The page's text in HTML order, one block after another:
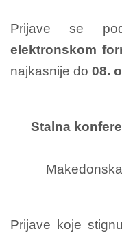
Prijave se
elektronskom
najkasnije do 08.
Stalna
Prijave koje